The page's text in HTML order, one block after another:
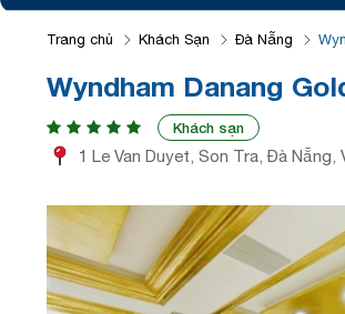
Trang chủ Khách Sạn Đà Nẵng
Wyndham Danang
Khách sạn
1 Le Van Duyet, Son Tra, Đà Nẵng,